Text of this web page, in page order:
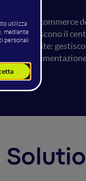
Nell'e-commerce
attribuiscono il
Vendite:
e